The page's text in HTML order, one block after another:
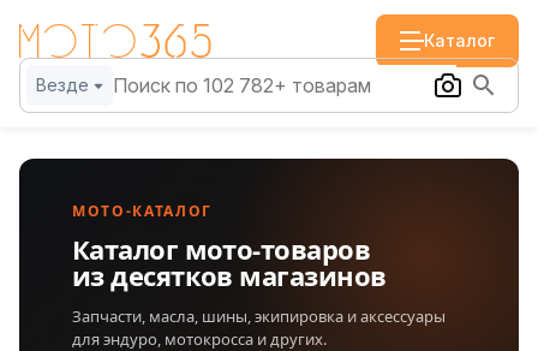
Каталог
Везде
МОТО-КАТАЛОГ
Каталог мото-товаров
из десятков магазинов
Запчасти, масла, шины, экипировка и аксессуары
для эндуро, мотокросса и других.